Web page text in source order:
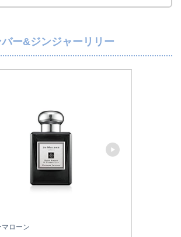
ー&ジンジャーリリー
マローン